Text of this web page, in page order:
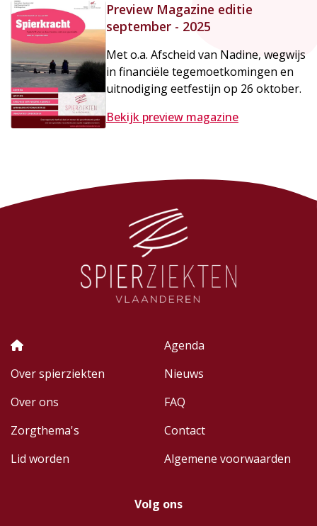
Preview Magazine editie
september - 2025
Met o.a. Afscheid van Nadine, wegwijs
in financiële tegemoetkomingen en
uitnodiging eetfestijn op 26 oktober.
Bekijk preview magazine
Over spierziekten
Over ons
Zorgthema's
Lid worden
Agenda
Nieuws
FAQ
Contact
Algemene voorwaarden
Volg ons